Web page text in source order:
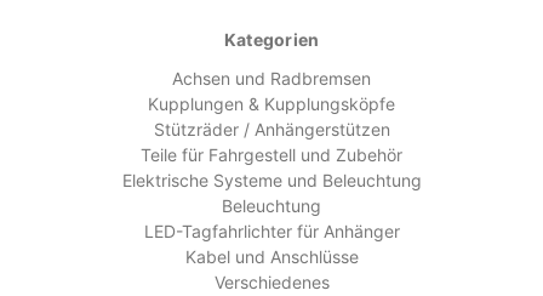
Kategorien
Achsen und Radbremsen
Kupplungen & Kupplungsköpfe
Stützräder / Anhängerstützen
Teile für Fahrgestell und Zubehör
Elektrische Systeme und Beleuchtung
Beleuchtung
LED-Tagfahrlichter für Anhänger
Kabel und Anschlüsse
Verschiedenes